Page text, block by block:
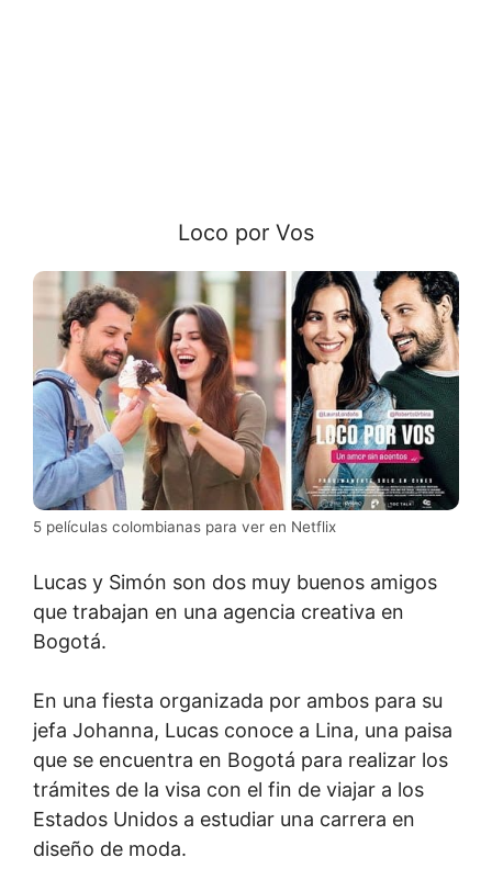
Loco por Vos
5 películas colombianas para ver en Netflix
Lucas y Simón son dos muy buenos amigos
que trabajan en una agencia creativa en
Bogotá.
En una fiesta organizada por ambos para su
jefa Johanna, Lucas conoce a Lina, una paisa
que se encuentra en Bogotá para realizar los
trámites de la visa con el fin de viajar a los
Estados Unidos a estudiar una carrera en
diseño de moda.